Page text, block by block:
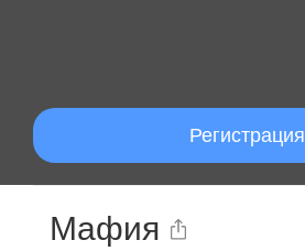
Регистрация
Мафия